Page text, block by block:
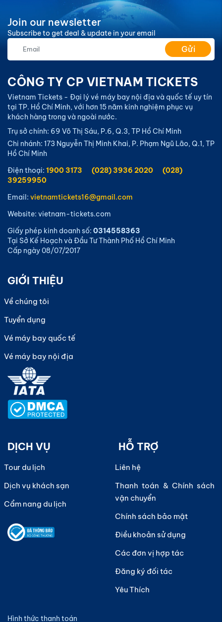
Join our newsletter
Subscribe to get deal & update in your email
Gửi
CÔNG TY CP VIETNAM TICKETS
Vietnam Tickets - Đại lý vé máy bay nội địa và quốc tế uy tín
tại TP. Hồ Chí Minh, với hơn 15 năm kinh nghiệm phục vụ
khách hàng trong và ngoài nước.
Trụ sở chính: 69 Võ Thị Sáu, P.6, Q.3, TP Hồ Chí Minh
Chi nhánh: 173 Nguyễn Thị Minh Khai, P. Phạm Ngũ Lão, Q.1, TP
Hồ Chí Minh
Điện thoại: 1900 3173 (028) 3936 2020
(028)
39259950
Email: vietnamtickets16@gmail.com
Website: vietnam-tickets.com
Giấy phép kinh doanh số: 0314558363
Tại Sở Kế Hoạch và Đầu Tư Thành Phố Hồ Chí Minh
Cấp ngày 08/07/2017
GIỚI THIỆU
Về chúng tôi
Tuyển dụng
Vé máy bay quốc tế
Vé máy bay nội địa
DỊCH VỤ
Tour du lịch
Dịch vụ khách sạn
Cẩm nang du lịch
HỖ TRỢ
Liên hệ
Thanh toán & Chính sách
vận chuyển
Chính sách bảo mật
Điều khoản sử dụng
Các đơn vị hợp tác
Đăng ký đối tác
Yêu Thích
Hình thức thanh toán